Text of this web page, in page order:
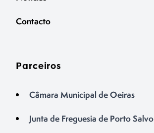
Contacto
Parceiros
Câmara Municipal de Oeiras
Junta de Freguesia de Porto Salvo